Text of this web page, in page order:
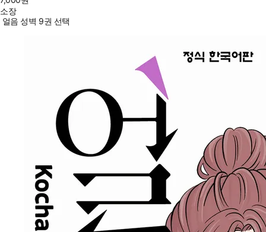
소장
얼음 성벽 9권 선택